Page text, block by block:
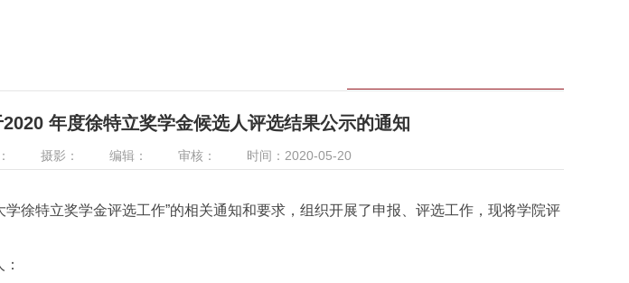
年度徐特立奖学金候选人评选结果公示的通知
摄影： 编辑： 审核： 时间：2020-05-20
特立奖学金评选工作”的相关通知和要求，组织开展了申报、评选工作，现将学院评